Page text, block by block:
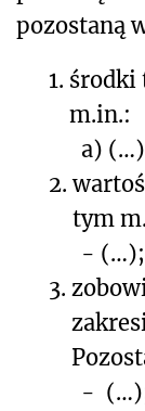
pozostaną
1. środki
m.in.:
a)
2.
tym
- (…);
3.
-